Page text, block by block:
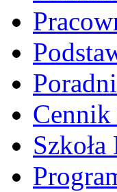
Cennik